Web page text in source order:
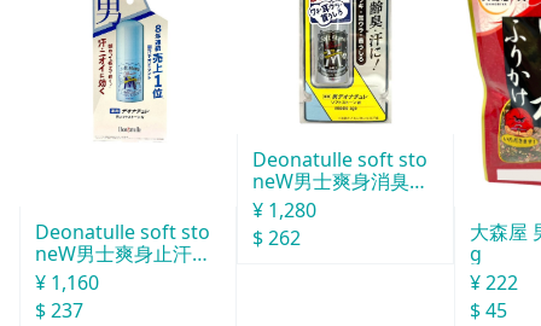
Deonatulle soft sto
neW男士爽身止汗石
消臭石２０ｇ
¥ 1,160
$ 237
Deonatulle soft sto
neW男士爽身消臭止
汗石 中世紀 20g
¥ 1,280
$ 262
大森屋
g
¥ 222
$ 45